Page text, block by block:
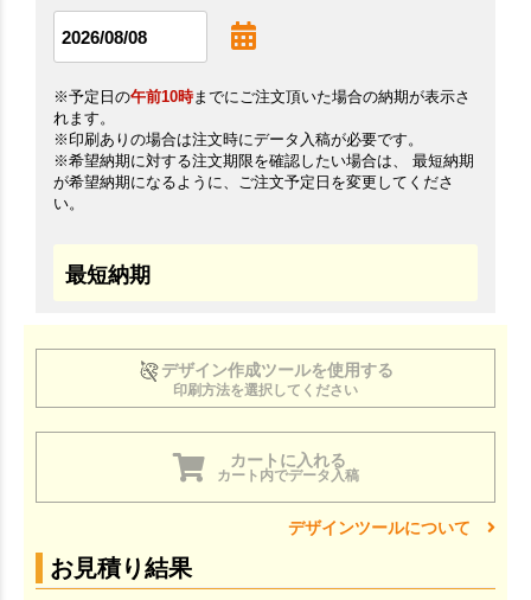
※予定日の午前10時までにご注文頂いた場合の納期が表示さ
れます。
※印刷ありの場合は注文時にデータ入稿が必要です。
※希望納期に対する注文期限を確認したい場合は、 最短納期
が希望納期になるように、ご注文予定日を変更してくださ
い。
最短納期
デザイン作成ツールを使用する
印刷方法を選択してください
カートに入れる
カート内でデータ入稿
デザインツールについて
お見積り結果